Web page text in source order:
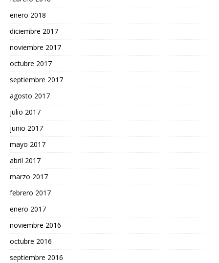
enero 2018
diciembre 2017
noviembre 2017
octubre 2017
septiembre 2017
agosto 2017
julio 2017
junio 2017
mayo 2017
abril 2017
marzo 2017
febrero 2017
enero 2017
noviembre 2016
octubre 2016
septiembre 2016